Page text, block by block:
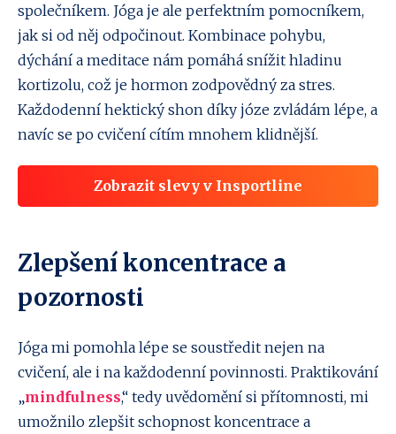
společníkem. Jóga je ale perfektním pomocníkem,
jak si od něj odpočinout. Kombinace pohybu,
dýchání a meditace nám pomáhá snížit hladinu
kortizolu, což je hormon zodpovědný za stres.
Každodenní hektický shon díky józe zvládám lépe, a
navíc se po cvičení cítím mnohem klidnější.
Zobrazit slevy v Insportline
Zlepšení koncentrace a
pozornosti
Jóga mi pomohla lépe se soustředit nejen na
cvičení, ale i na každodenní povinnosti. Praktikování
„mindfulness,“ tedy uvědomění si přítomnosti, mi
umožnilo zlepšit schopnost koncentrace a